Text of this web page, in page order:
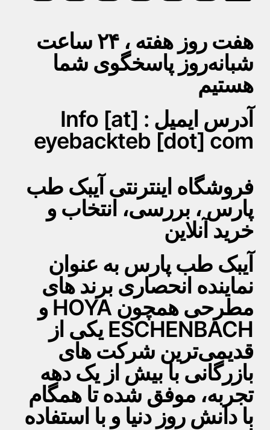
هفت روز هفته ، ۲۴ ساعت
شبانه‌روز پاسخگوی شما
هستیم
آدرس ایمیل : Info [at]
eyebackteb [dot] com
فروشگاه اینترنتی آیبک طب
پارس ، بررسی، انتخاب و
خرید آنلاین
آیبک طب پارس به عنوان
نماینده انحصاری برند های
مطرحی همچون HOYA و
ESCHENBACH یکی از
قدیمی‌ترین شرکت های
بازرگانی با بیش از یک دهه
تجربه، موفق شده تا همگام
با دانش روز دنیا و با استفاده